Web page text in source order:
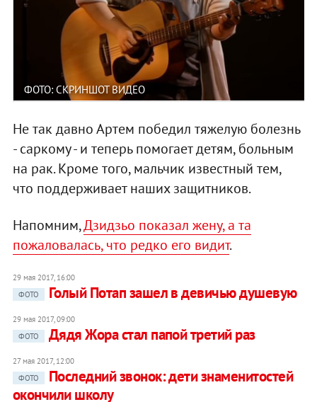
ФОТО: СКРИНШОТ ВИДЕО
Не так давно Артем победил тяжелую болезнь
- саркому - и теперь помогает детям, больным
на рак. Кроме того, мальчик известный тем,
что поддерживает наших защитников.
Напомним,Дзидзьо показал жену, а та
пожаловалась, что редко его видит.
29 мая 2017, 16:00
ФОТО
Голый Потап зашел в девичью душевую
29 мая 2017, 09:00
ФОТО
Дядя Жора стал папой третий раз
27 мая 2017, 12:00
ФОТО
Последний звонок: дети знаменитостей
окончили школу